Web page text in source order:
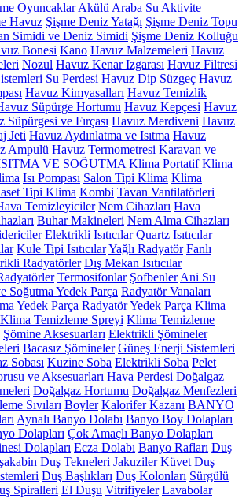
Oyuncaklar Akülü Araba Su Aktivite
Havuz Şişme Deniz Yatağı Şişme Deniz Topu
Simidi ve Deniz Simidi Şişme Deniz Kolluğu
Bonesi Kano Havuz Malzemeleri Havuz
Nozul Havuz Kenar Izgarası Havuz Filtresi
Su Perdesi Havuz Dip Süzgeç Havuz
Havuz Kimyasalları Havuz Temizlik
Süpürge Hortumu Havuz Kepçesi Havuz
Süpürgesi ve Fırçası Havuz Merdiveni Havuz
Jeti Havuz Aydınlatma ve Isıtma Havuz
Ampulü Havuz Termometresi Karavan ve
VE SOĞUTMA Klima Portatif Klima
Isı Pompası Salon Tipi Klima Klima
Tipi Klima Kombi Tavan Vantilatörleri
Temizleyiciler Nem Cihazları Hava
Buhar Makineleri Nem Alma Cihazları
Elektrikli Isıtıcılar Quartz Isıtıcılar
Kule Tipi IsıtıcılarYağlı Radyatör Fanlı
Radyatörler Dış Mekan Isıtıcılar
Termosifonlar Şofbenler Ani Su
Soğutma Yedek Parça Radyatör Vanaları
Yedek Parça Radyatör Yedek Parça Klima
Klima Temizleme Spreyi Klima Temizleme
Şömine Aksesuarları Elektrikli Şömineler
Bacasız Şömineler Güneş Enerji Sistemleri
Sobası Kuzine Soba Elektrikli Soba Pelet
ve Aksesuarları Hava Perdesi Doğalgaz
Doğalgaz Hortumu Doğalgaz Menfezleri
Sıvıları Boyler Kalorifer Kazanı BANYO
Aynalı Banyo Dolabı Banyo Boy Dolapları
Dolapları Çok Amaçlı Banyo Dolapları
Dolapları Ecza Dolabı Banyo Rafları Duş
Duş Tekneleri Jakuziler Küvet Duş
Duş Başlıkları Duş Kolonları Sürgülü
Spiralleri El Duşu Vitrifiyeler Lavabolar